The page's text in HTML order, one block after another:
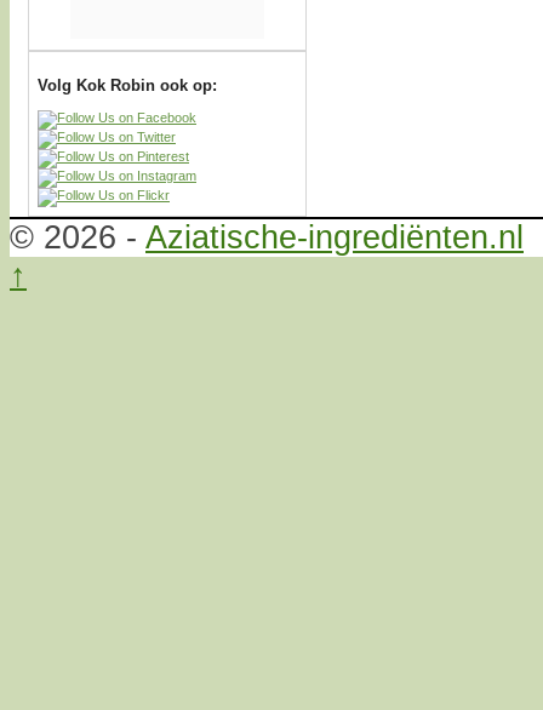
Volg Kok Robin ook op:
© 2026 - Aziatische-ingrediënten.nl
↑